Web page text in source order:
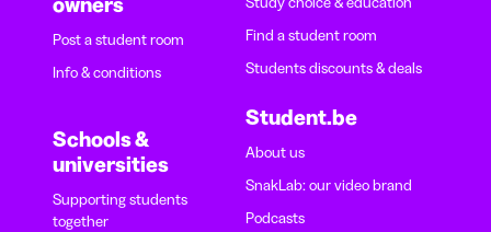
Post a student room
Info & conditions
Schools &
universities
Supporting students
together
Find a student room
Students discounts & deals
Student.be
About us
SnakLab: our video brand
Podcasts